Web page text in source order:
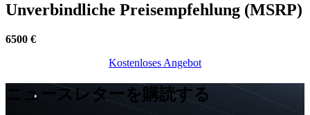
Unverbindliche Preisempfehlung (MSRP)
6500 €
Kostenloses Angebot​​​​​​​​​​​​​​
ニュースレターを購読する